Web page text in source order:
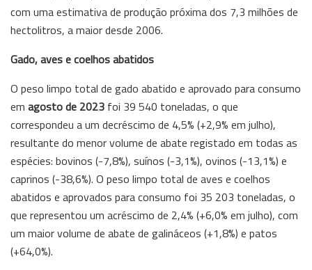
com uma estimativa de produção próxima dos 7,3 milhões de
hectolitros, a maior desde 2006.
Gado, aves e coelhos abatidos
O peso limpo total de gado abatido e aprovado para consumo
em agosto de 2023 foi 39 540 toneladas, o que
correspondeu a um decréscimo de 4,5% (+2,9% em julho),
resultante do menor volume de abate registado em todas as
espécies: bovinos (-7,8%), suínos (-3,1%), ovinos (-13,1%) e
caprinos (-38,6%). O peso limpo total de aves e coelhos
abatidos e aprovados para consumo foi 35 203 toneladas, o
que representou um acréscimo de 2,4% (+6,0% em julho), com
um maior volume de abate de galináceos (+1,8%) e patos
(+64,0%).